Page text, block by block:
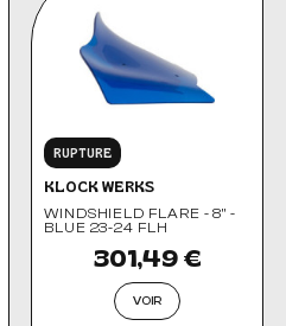
RUPTURE
KLOCK WERKS
WINDSHIELD FLARE - 8" -
BLUE 23-24 FLH
301,49 €
VOIR